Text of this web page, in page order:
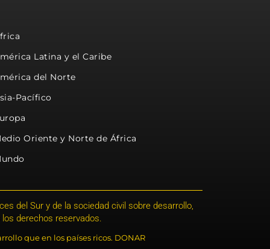
Latina y el Caribe
del Norte
Pacífico
Oriente y Norte de África
del Sur y de la sociedad civil sobre desarrollo,
derechos reservados.
que en los países ricos. DONAR